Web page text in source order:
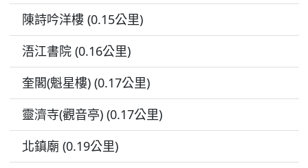
陳詩吟洋樓 (0.15公里)
浯江書院 (0.16公里)
奎閣(魁星樓) (0.17公里)
靈濟寺(觀音亭) (0.17公里)
北鎮廟 (0.19公里)